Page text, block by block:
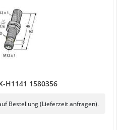
H1141 1580356
Bestellung (Lieferzeit anfragen).